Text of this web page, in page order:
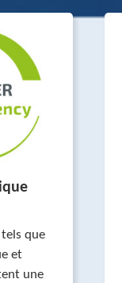
tels que
et
une